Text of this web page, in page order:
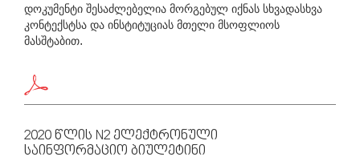
დოკუმენტი შესაძლებელია მორგებულ იქნას სხვადასხვა
კონტექსტსა და ინსტიტუციას მთელი მსოფლიოს
მასშტაბით.
2020 Წლის N2 Ელექტრონული
Საინფორმაციო Ბიულეტინი